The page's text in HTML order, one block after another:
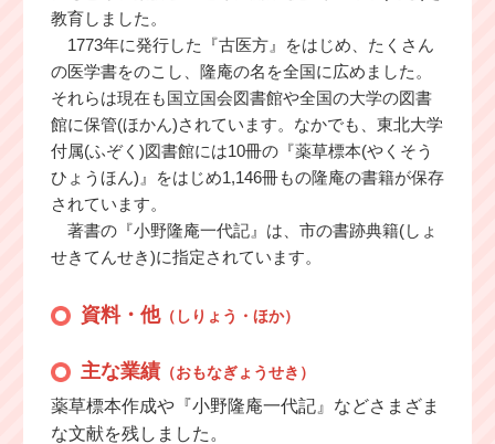
教育しました。
1773年に発行した『古医方』をはじめ、たくさん
の医学書をのこし、隆庵の名を全国に広めました。
それらは現在も国立国会図書館や全国の大学の図書
館に保管(ほかん)されています。なかでも、東北大学
付属(ふぞく)図書館には10冊の『薬草標本(やくそう
ひょうほん)』をはじめ1,146冊もの隆庵の書籍が保存
されています。
著書の『小野隆庵一代記』は、市の書跡典籍(しょ
せきてんせき)に指定されています。
資料・他（しりょう・ほか）
主な業績（おもなぎょうせき）
薬草標本作成や『小野隆庵一代記』などさまざま
な文献を残しました。